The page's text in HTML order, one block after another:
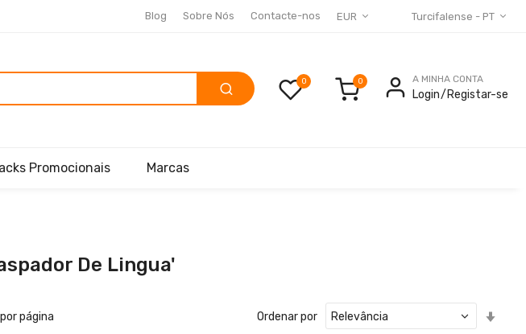
EUR Turcifalense - PT
Blog Sobre Nós Contacte-nos
0 A MINHA CONTA
Login Registar-se
Promocionais Marcas
De Lingua'
por página Ordenar por